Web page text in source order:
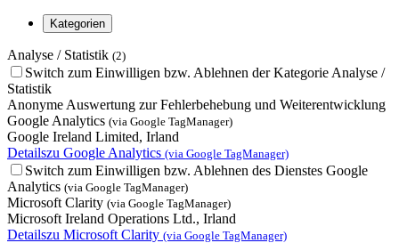
Kategorien
Analyse / Statistik (2)
Switch zum Einwilligen bzw. Ablehnen der Kategorie Analyse /
Statistik
Anonyme Auswertung zur Fehlerbehebung und Weiterentwicklung
Google Analytics (via Google TagManager)
Google Ireland Limited, Irland
Detailszu Google Analytics (via Google TagManager)
Switch zum Einwilligen bzw. Ablehnen des Dienstes Google
Analytics (via Google TagManager)
Microsoft Clarity (via Google TagManager)
Microsoft Ireland Operations Ltd., Irland
Detailszu Microsoft Clarity (via Google TagManager)